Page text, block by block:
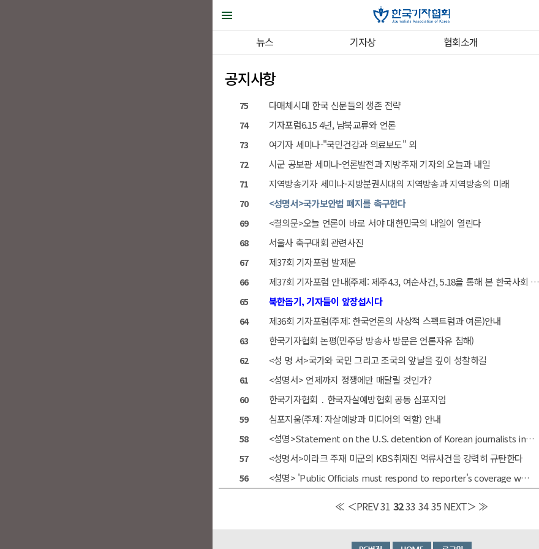
뉴스 기자상 협회소개
공지사항
75 다매체시대 한국 신문들의 생존 전략
74 기자포럼6.15 4년, 남북교류와 언론
73 여기자 세미나-"국민건강과 의료보도" 외
72 시군 공보관 세미나-언론발전과 지방주재 기자의 오늘과 내일
71 지역방송기자 세미나-지방분권시대의 지역방송과 지역방송의 미래
70 <성명서>국가보안법 폐지를 촉구한다
69 <결의문>오늘 언론이 바로 서야 대한민국의 내일이 열린다
68 서울사 축구대회 관련사진
67 제37회 기자포럼 발제문
66 제37회 기자포럼 안내(주제: 제주4.3, 여순사건, 5.18을 통해 본 한국사회 사상의 자유와…
65 북한돕기, 기자들이 앞장섭시다
64 제36회 기자포럼(주제: 한국언론의 사상적 스펙트럼과 여론)안내
63 한국기자협회 논평(민주당 방송사 방문은 언론자유 침해)
62 <성 명 서>국가와 국민 그리고 조국의 앞날을 깊이 성찰하길
61 <성명서> 언제까지 정쟁에만 매달릴 것인가?
60 한국기자협회 ․ 한국자살예방협회 공동 심포지엄
59 심포지움(주제: 자살예방과 미디어의 역할) 안내
58 <성명>Statement on the U.S. detention of Korean journalists in…
57 <성명서>이라크 주재 미군의 KBS취재진 억류사건을 강력히 규탄한다
56 <성명> 'Public Officials must respond to reporter's coverage w…
≪ ＜PREV31 3233 3435 NEXT＞ ≫